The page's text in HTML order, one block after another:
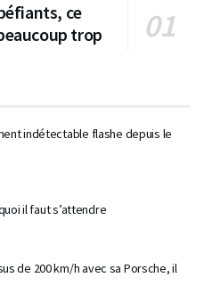
ce
trop
indétectable flashe depuis le
il faut s’attendre
de 200 km/h avec sa Porsche, il